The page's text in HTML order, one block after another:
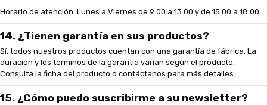
Horario de atención: Lunes a Viernes de 9:00 a 13:00 y de 15:00 a 18:00.
14. ¿Tienen garantía en sus productos?
Sí, todos nuestros productos cuentan con una garantía de fábrica. La
duración y los términos de la garantía varían según el producto.
Consulta la ficha del producto o contáctanos para más detalles.
15. ¿Cómo puedo suscribirme a su newsletter?